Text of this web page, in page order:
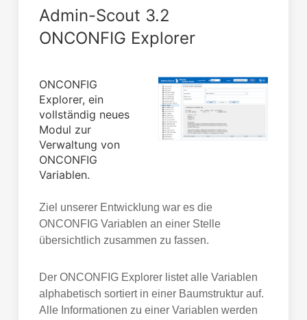
Admin-Scout 3.2
ONCONFIG Explorer
ONCONFIG
Explorer, ein
vollständig neues
Modul zur
Verwaltung von
ONCONFIG
Variablen.
Ziel unserer Entwicklung war es die
ONCONFIG Variablen an einer Stelle
übersichtlich zusammen zu fassen.
Der ONCONFIG Explorer listet alle Variablen
alphabetisch sortiert in einer Baumstruktur auf.
Alle Informationen zu einer Variablen werden